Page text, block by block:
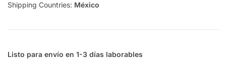
Shipping Countries: México
Listo para envío en 1-3 días laborables